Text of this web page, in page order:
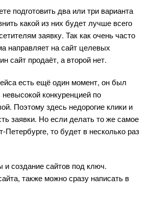
подготовить два или три варианта
какой из них будет лучше всего
заявку. Так как очень часто
направляет на сайт целевых
сайт продаёт, а второй нет.
есть ещё один момент, он был
конкуренцией по
Поэтому здесь недорогие клики и
заявки. Но если делать то же самое
то будет в несколько раз
и создание сайтов под ключ.
также можно сразу написать